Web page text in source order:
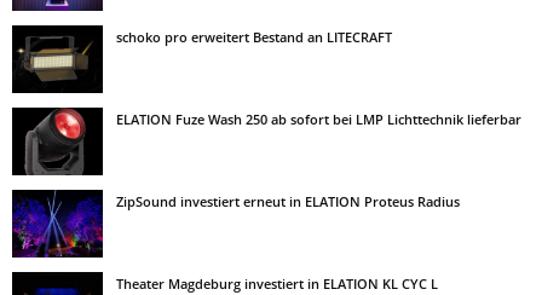
schoko pro erweitert Bestand an LITECRAFT
ELATION Fuze Wash 250 ab sofort bei LMP Lichttechnik lieferbar
ZipSound investiert erneut in ELATION Proteus Radius
Theater Magdeburg investiert in ELATION KL CYC L